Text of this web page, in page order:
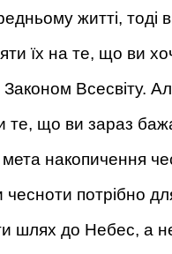
житті, тоді
їх на те, що ви
Законом Всесвіту.
те, що ви зараз
накопичення
потрібно
шлях до Небес, а